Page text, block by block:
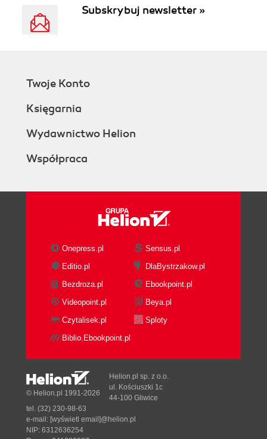
Subskrybuj newsletter »
Twoje Konto
Księgarnia
Wydawnictwo Helion
Współpraca
Onepress.pl
Sensus.pl
Editio.pl
DlaBystrzakow.pl
Bezdroza.pl
Ebookpoint.pl
Videopoint.pl
Beya.pl
Czytalisek.pl
Sploty
Biblio.Ebookpoint.pl
© Helion.pl 1991-2026
Helion.pl sp. z o.o.
ul. Kościuszki 1c
44-100 Gliwice
tel. (32) 230-98-63
e-mail: [wyświetl email]@helion.pl
NIP: 6312636254